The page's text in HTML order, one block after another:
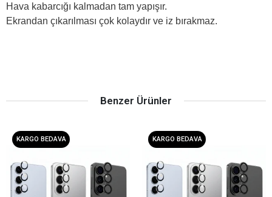
Hava kabarcığı kalmadan tam yapışır.
Ekrandan çıkarılması çok kolaydır ve iz bırakmaz.
Benzer Ürünler
KARGO BEDAVA KARGO BEDAVA